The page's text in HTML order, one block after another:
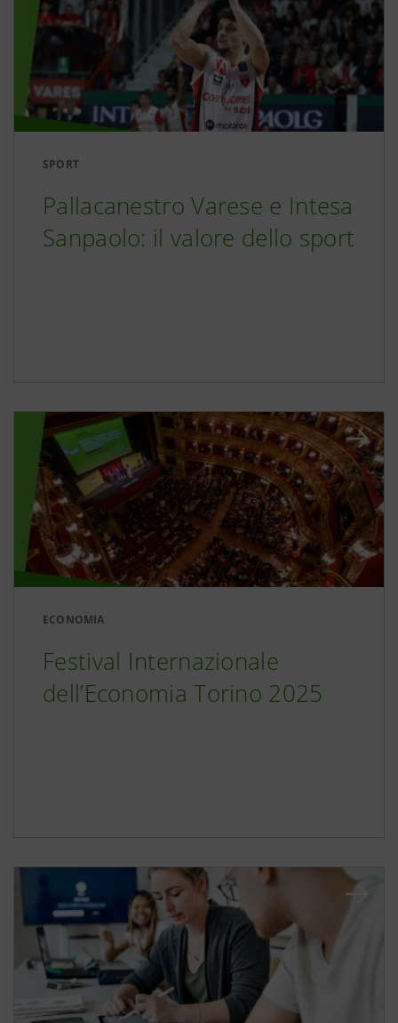
SPORT
Pallacanestro Varese e Intesa
Sanpaolo: il valore dello sport
ECONOMIA
Festival Internazionale
dell’Economia Torino 2025